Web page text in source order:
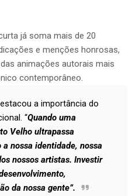
já soma mais de 20
e menções honrosas,
animações autorais mais
contemporâneo.
a importância do
“Quando uma
Velho ultrapassa
nossa identidade, nossa
nossos artistas. Investir
da nossa gente”.